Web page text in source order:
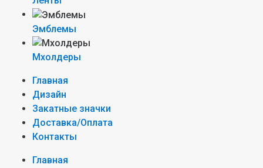
Эмблемы
Мхолдеры
Главная
Дизайн
Закатные значки
Доставка/Оплата
Контакты
Главная